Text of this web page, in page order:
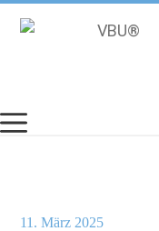
Inhalt
11. März 2025